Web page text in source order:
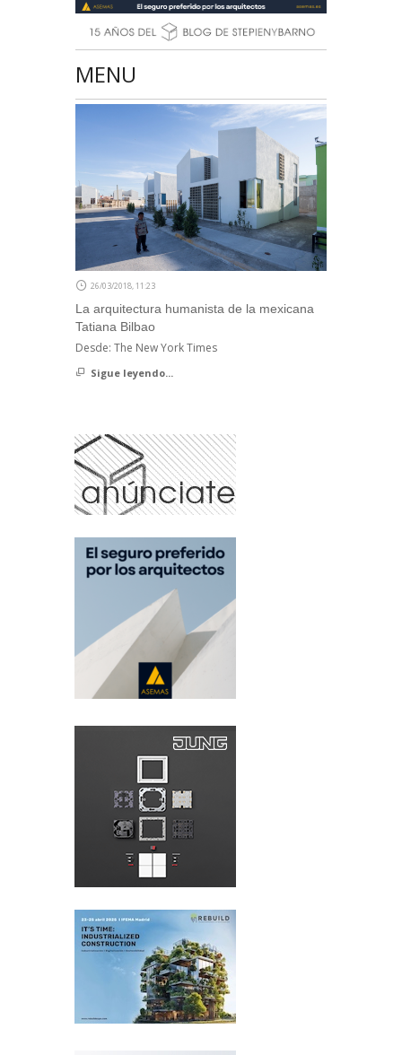
MENU
26/03/2018, 11:23
La arquitectura humanista de la mexicana
Tatiana Bilbao
Desde: The New York Times
Sigue leyendo...